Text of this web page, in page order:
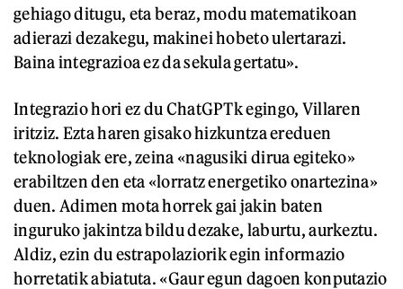
gehiago ditugu, eta beraz, modu matematikoan
adierazi dezakegu, makinei hobeto ulertarazi.
Baina integrazioa ez da sekula gertatu».
Integrazio hori ez du ChatGPTk egingo, Villaren
iritziz. Ezta haren gisako hizkuntza ereduen
teknologiak ere, zeina «nagusiki dirua egiteko»
erabiltzen den eta «lorratz energetiko onartezina»
duen. Adimen mota horrek gai jakin baten
inguruko jakintza bildu dezake, laburtu, aurkeztu.
Aldiz, ezin du estrapolaziorik egin informazio
horretatik abiatuta. «Gaur egun dagoen konputazio